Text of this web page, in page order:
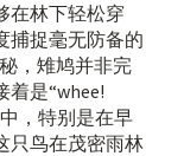
在林下轻松穿
捕捉毫无防备的
，雉鸠并非完
是“whee!
，特别是在早
只鸟在茂密雨林